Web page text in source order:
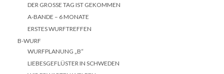
DER GROSSE TAG IST GEKOMMEN
A-BANDE – 6 MONATE
ERSTES WURFTREFFEN
B-WURF
WURFPLANUNG „B“
LIEBESGEFLÜSTER IN SCHWEDEN